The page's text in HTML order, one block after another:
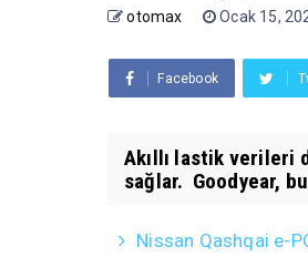
otomax Ocak 15,
Facebook
Akıllı lastik verileri
sağlar. Goodyear,
Nissan Qashqai e-